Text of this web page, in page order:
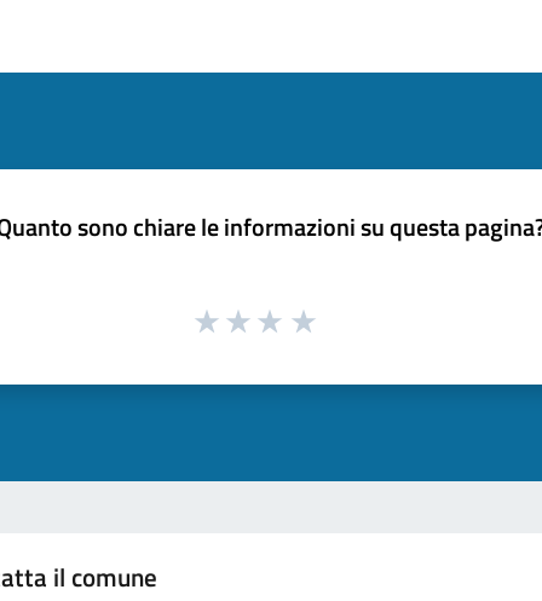
sono chiare le informazioni su questa
il comune